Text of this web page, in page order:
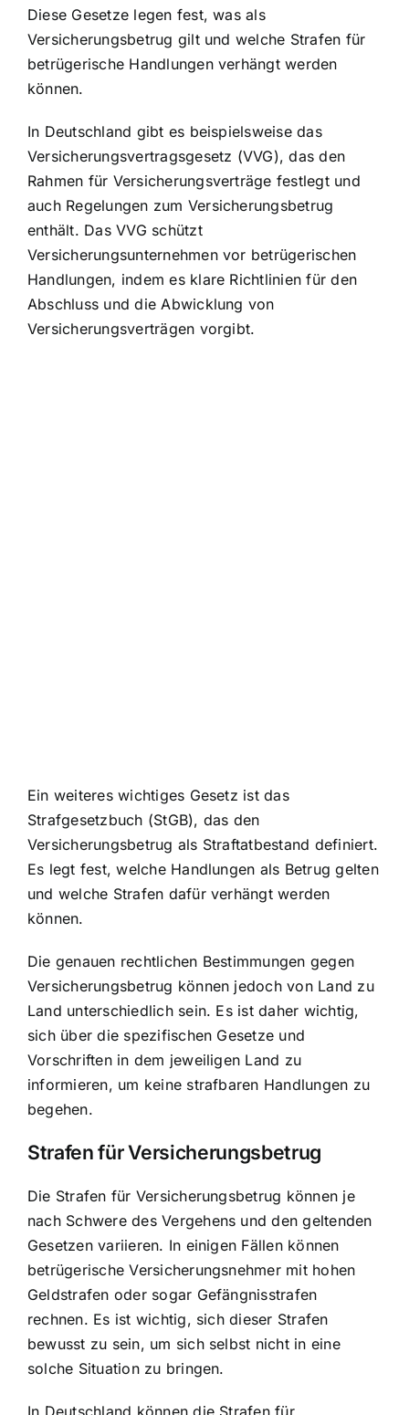
Diese Gesetze legen fest, was als
Versicherungsbetrug gilt und welche Strafen für
betrügerische Handlungen verhängt werden
können.
In Deutschland gibt es beispielsweise das
Versicherungsvertragsgesetz (VVG), das den
Rahmen für Versicherungsverträge festlegt und
auch Regelungen zum Versicherungsbetrug
enthält. Das VVG schützt
Versicherungsunternehmen vor betrügerischen
Handlungen, indem es klare Richtlinien für den
Abschluss und die Abwicklung von
Versicherungsverträgen vorgibt.
Ein weiteres wichtiges Gesetz ist das
Strafgesetzbuch (StGB), das den
Versicherungsbetrug als Straftatbestand definiert.
Es legt fest, welche Handlungen als Betrug gelten
und welche Strafen dafür verhängt werden
können.
Die genauen rechtlichen Bestimmungen gegen
Versicherungsbetrug können jedoch von Land zu
Land unterschiedlich sein. Es ist daher wichtig,
sich über die spezifischen Gesetze und
Vorschriften in dem jeweiligen Land zu
informieren, um keine strafbaren Handlungen zu
begehen.
Strafen für Versicherungsbetrug
Die Strafen für Versicherungsbetrug können je
nach Schwere des Vergehens und den geltenden
Gesetzen variieren. In einigen Fällen können
betrügerische Versicherungsnehmer mit hohen
Geldstrafen oder sogar Gefängnisstrafen
rechnen. Es ist wichtig, sich dieser Strafen
bewusst zu sein, um sich selbst nicht in eine
solche Situation zu bringen.
In Deutschland können die Strafen für